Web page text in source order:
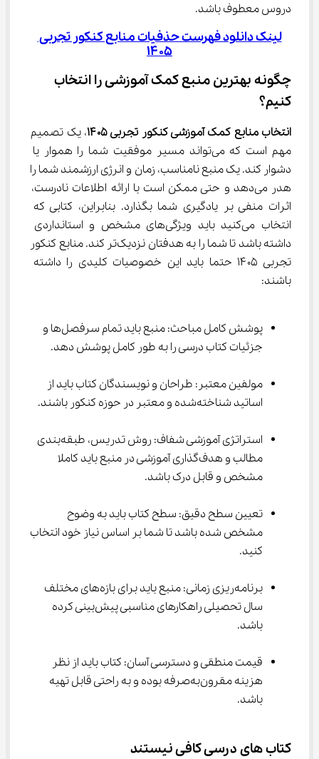
دروس معطوف باشد.
لینک دانلود فهرست حذفیات منابع کنکور تجربی
۱۴۰۵
چگونه بهترین منبع کمک‌ آموزشی را انتخاب
کنیم؟
انتخاب منابع کمک آموزشی کنکور تجربی ۱۴۰۵
، یک تصمیم
مهم است که می‌تواند مسیر موفقیت شما را هموار یا
دشوار کند. یک منبع نامناسب، زمان و انرژی ارزشمند شما را
هدر می‌دهد و حتی ممکن است با ارائه اطلاعات نادرست،
اثرات منفی بر یادگیری شما بگذارد. بنابراین، کتابی که
انتخاب می‌کنید باید ویژگی‌های مشخص و استانداردی
داشته باشد تا شما را به هدفتان نزدیک‌تر کند. منابع کنکور
تجربی ۱۴۰۵ حتما باید این خصوصیات کلیدی را داشته
باشند:
پوشش کامل مباحث: منبع باید تمام سرفصل‌ها و
جزئیات کتاب درسی را به طور کامل پوشش دهد.
مولفین معتبر: طراحان و نویسندگان کتاب باید از
اساتید شناخته‌شده و معتبر در حوزه کنکور باشند.
استراتژی آموزشی شفاف: روش تدریس، طبقه‌بندی
مطالب و هدف‌گذاری آموزشی در منبع باید کاملا
مشخص و قابل درک باشد.
تعیین سطح دقیق: سطح کتاب باید به وضوح
مشخص شده باشد تا شما بر اساس نیاز خود انتخاب
کنید.
برنامه‌ریزی زمانی: منبع باید برای بازه‌های مختلف
سال تحصیلی راهکارهای مناسبی پیش‌بینی کرده
باشد.
قیمت منطقی و دسترسی آسان: کتاب باید از نظر
هزینه مقرون‌به‌صرفه بوده و به راحتی قابل تهیه
باشد.
کتاب های درسی کافی نیستند